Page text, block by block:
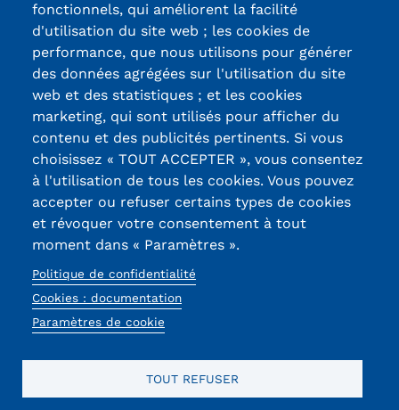
13, Rue Ernest
Thierry-Mieg
90010 BELFORT
Cedex
03 84 58 33 10
Réseaux
sociaux
Certifications /
Labels qualité
fonctionnels, qui améliorent la facilité
d'utilisation du site web ; les cookies de
performance, que nous utilisons pour générer
des données agrégées sur l'utilisation du site
web et des statistiques ; et les cookies
marketing, qui sont utilisés pour afficher du
contenu et des publicités pertinents. Si vous
choisissez « TOUT ACCEPTER », vous consentez
à l'utilisation de tous les cookies. Vous pouvez
accepter ou refuser certains types de cookies
et révoquer votre consentement à tout
moment dans « Paramètres ».
Politique de confidentialité
Cookies : documentation
Paramètres de cookie
TOUT REFUSER